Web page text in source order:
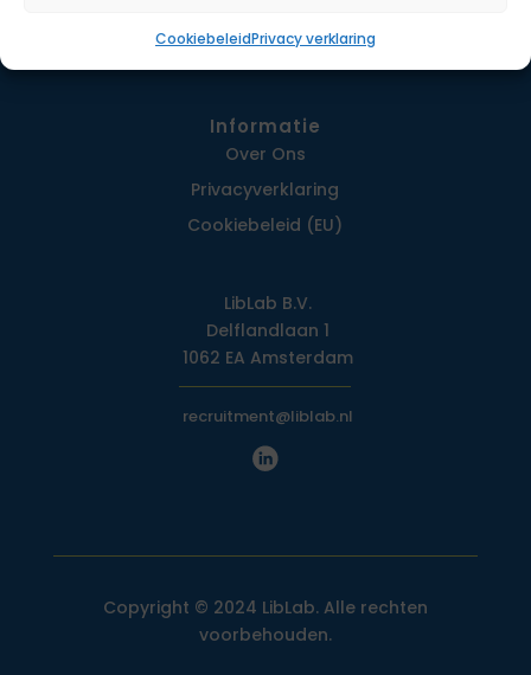
CookiebeleidPrivacy verklaring
Contact
Informatie
Over Ons
Privacy­verklaring
Cookiebeleid (EU)
LibLab B.V.
Delflandlaan 1
1062 EA Amsterdam
recruitment@liblab.nl
Copyright © 2024 LibLab. Alle rechten
voorbehouden.